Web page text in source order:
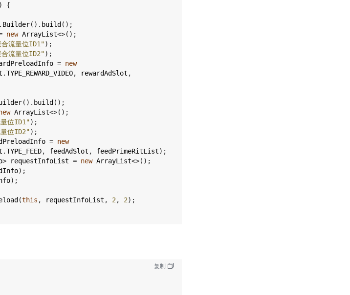
{
. Builder(). build ();
new ArrayList<>();
合流量位ID1");
合流量位ID2");
= new
.TYPE_REWARD_VIDEO, rewardAdSlot
(). build ();
ArrayList<>();
位ID1");
位ID2");
= new
.TYPE_FEED, feedAdSlot , feedPrimeRitList);
> requestInfoList = new ArrayList<>();
);
);
(this , requestInfoList , 2, 2);
复制